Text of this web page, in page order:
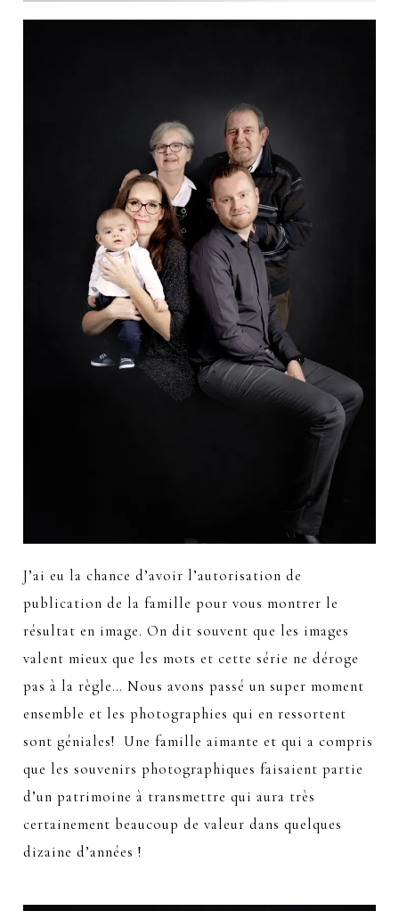
J’ai eu la chance d’avoir l’autorisation de
publication de la famille pour vous montrer le
résultat en image. On dit souvent que les images
valent mieux que les mots et cette série ne déroge
pas à la règle… Nous avons passé un super moment
ensemble et les photographies qui en ressortent
sont géniales! Une famille aimante et qui a compris
que les souvenirs photographiques faisaient partie
d’un patrimoine à transmettre qui aura très
certainement beaucoup de valeur dans quelques
dizaine d’années !